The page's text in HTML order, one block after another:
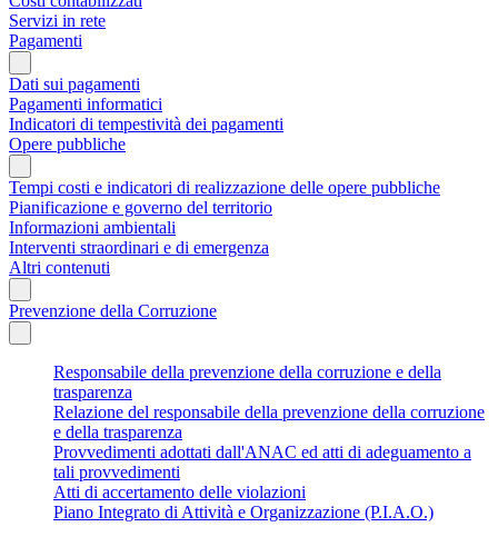
Servizi in rete
Pagamenti
Dati sui pagamenti
Pagamenti informatici
Indicatori di tempestività dei pagamenti
Opere pubbliche
Tempi costi e indicatori di realizzazione delle opere pubbliche
Pianificazione e governo del territorio
Informazioni ambientali
Interventi straordinari e di emergenza
Altri contenuti
Prevenzione della Corruzione
Responsabile della prevenzione della corruzione e della
trasparenza
Relazione del responsabile della prevenzione della corruzione
e della trasparenza
Provvedimenti adottati dall'ANAC ed atti di adeguamento a
tali provvedimenti
Atti di accertamento delle violazioni
Piano Integrato di Attività e Organizzazione (P.I.A.O.)